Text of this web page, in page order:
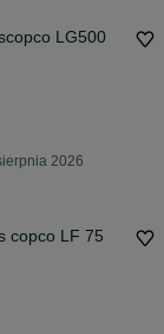
LG500
2026
copco LF 75